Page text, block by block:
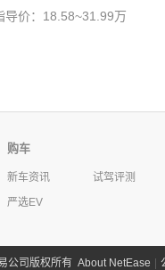
导价：18.58~31.99万
购车
新车资讯
试驾评测
严选EV
公司版权所有 About NetEase